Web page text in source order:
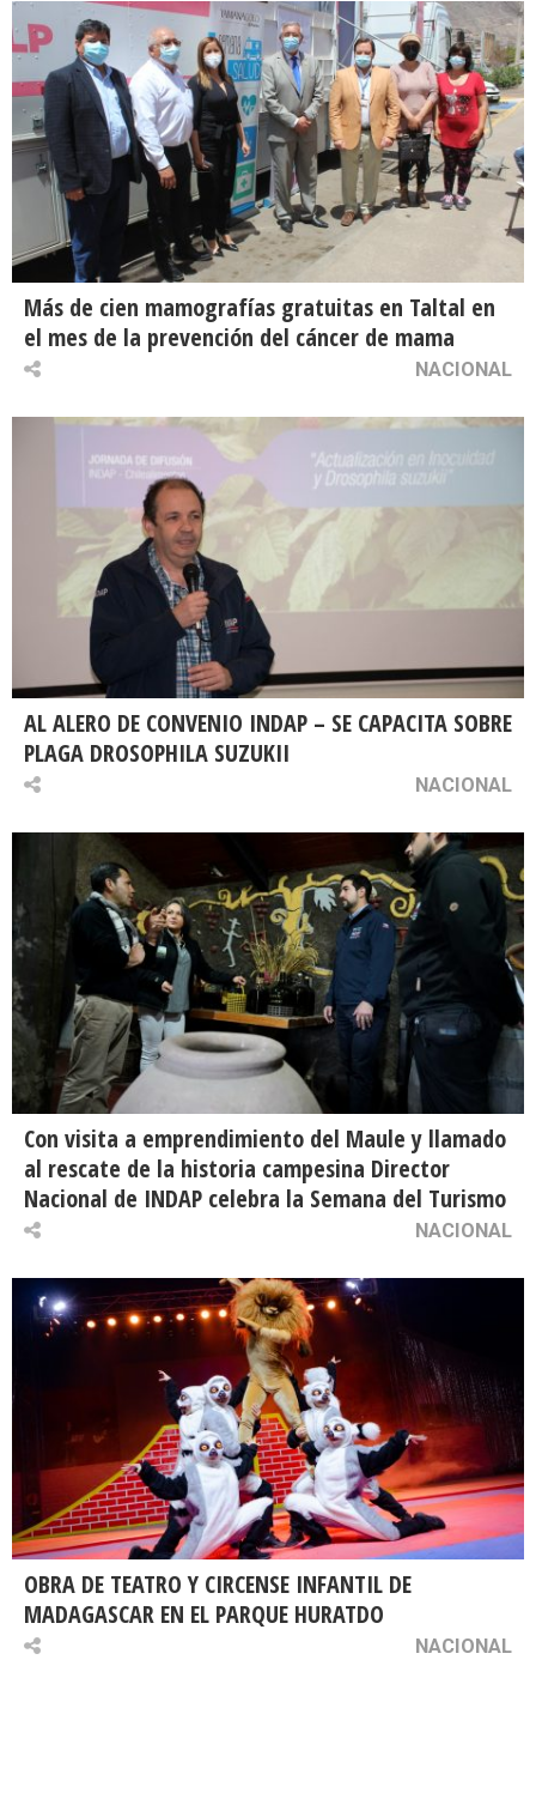
Más de cien mamografías gratuitas en Taltal en
el mes de la prevención del cáncer de mama
NACIONAL
AL ALERO DE CONVENIO INDAP – SE CAPACITA SOBRE
PLAGA DROSOPHILA SUZUKII
NACIONAL
Con visita a emprendimiento del Maule y llamado
al rescate de la historia campesina Director
Nacional de INDAP celebra la Semana del Turismo
NACIONAL
OBRA DE TEATRO Y CIRCENSE INFANTIL DE
MADAGASCAR EN EL PARQUE HURATDO
NACIONAL